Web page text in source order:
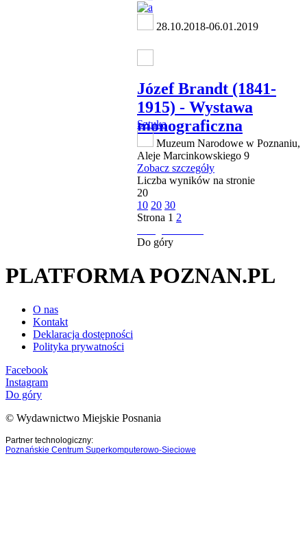
28.10.2018-06.01.2019
Józef Brandt (1841-
1915) - Wystawa
monograficzna
Sztuka
Muzeum Narodowe w Poznaniu,
Aleje Marcinkowskiego 9
Zobacz szczegóły
Liczba wyników na stronie
20
10 20 30
Strona 1 2
Do góry
PLATFORMA POZNAN.PL
O nas
Kontakt
Deklaracja dostępności
Polityka prywatności
Facebook
Instagram
Do góry
© Wydawnictwo Miejskie Posnania
Partner technologiczny:
Poznańskie Centrum Superkomputerowo-Sieciowe